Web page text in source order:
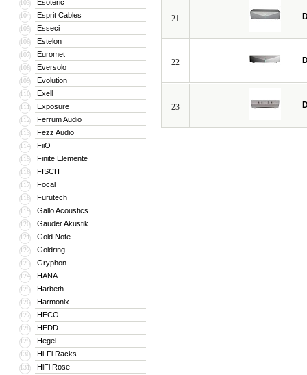
103 Esoteric
104 Esprit Cables
105 Esseci
106 Estelon
107 Euromet
108 Eversolo
109 Evolution
110 Exell
111 Exposure
112 Ferrum Audio
113 Fezz Audio
114 FiiO
115 Finite Elemente
116 FISCH
117 Focal
118 Furutech
119 Gallo Acoustics
120 Gauder Akustik
121 Gold Note
122 Goldring
123 Gryphon
124 HANA
125 Harbeth
126 Harmonix
127 HECO
128 HEDD
129 Hegel
130 Hi-Fi Racks
131 HiFi Rose
21
22
23